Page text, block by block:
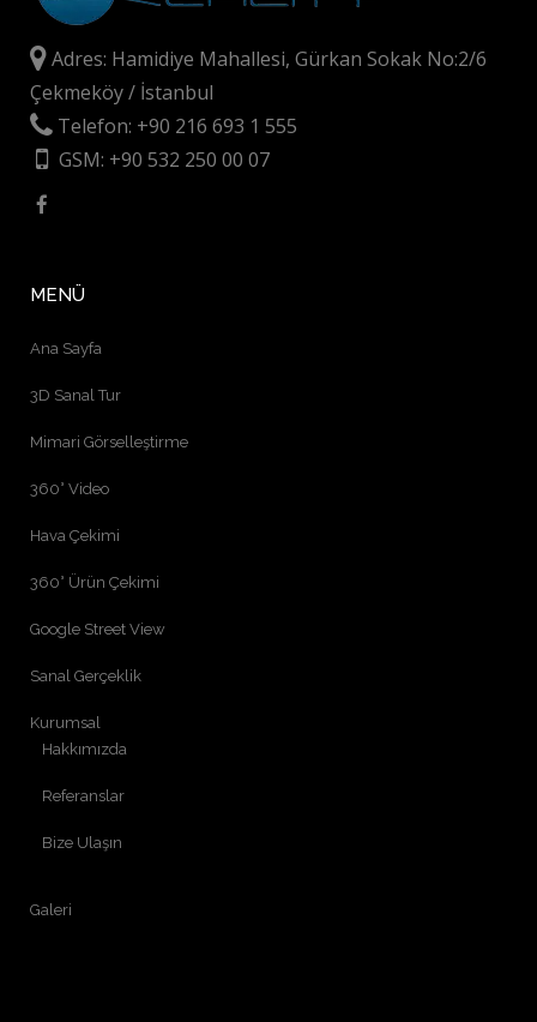
Adres: Hamidiye Mahallesi, Gürkan Sokak No:2/6
Çekmeköy / İstanbul
Telefon: +90 216 693 1 555
GSM: +90 532 250 00 07
MENÜ
Ana Sayfa
3D Sanal Tur
Mimari Görselleştirme
360° Video
Hava Çekimi
360° Ürün Çekimi
Google Street View
Sanal Gerçeklik
Kurumsal
Hakkımızda
Referanslar
Bize Ulaşın
Galeri